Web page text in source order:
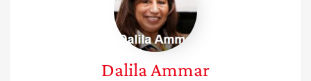
DalilaAmmar